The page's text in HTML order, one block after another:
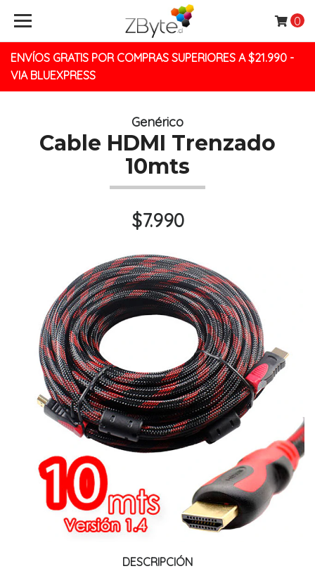
ENVÍOS GRATIS POR COMPRAS SUPERIORES A $21.990 -
VIA BLUEXPRESS
0
Genérico
Cable HDMI Trenzado
10mts
$7.990
DESCRIPCIÓN